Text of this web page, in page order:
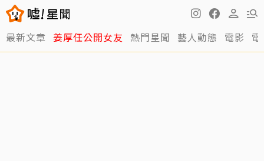
最新文章 姜厚任公開女友 熱門星聞 藝人動態 電影